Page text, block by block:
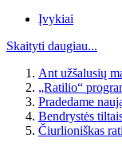
Įvykiai
Skaityti daugiau...
Ant užšalusių
„Ratilio“
Pradedame
Bendrystės
Čiurlioniškas